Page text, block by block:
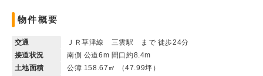
物件概要
交通
ＪＲ草津線 三雲駅 まで 徒歩24分
接道状況
南側 公道6m 間口約8.4m
土地面積
公簿 158.67㎡ （47.99坪）